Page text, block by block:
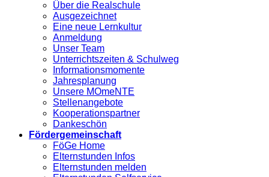
Über die Realschule
Ausgezeichnet
Eine neue Lernkultur
Anmeldung
Unser Team
Unterrichtszeiten & Schulweg
Informationsmomente
Jahresplanung
Unsere MOmeNTE
Stellenangebote
Kooperationspartner
Dankeschön
Fördergemeinschaft
FöGe Home
Elternstunden Infos
Elternstunden melden